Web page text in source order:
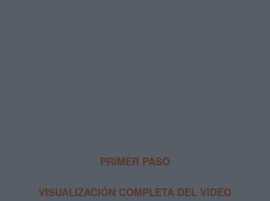
PRIMER PASO
VISUALIZACIÓN COMPLETA DEL VIDEO